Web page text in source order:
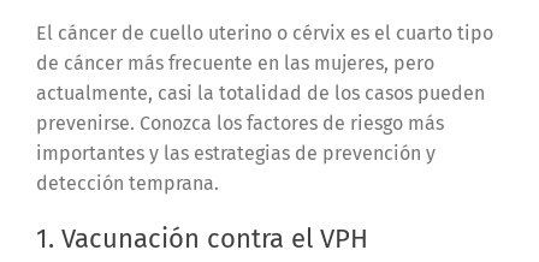
El cáncer de cuello uterino o cérvix es el cuarto tipo
de cáncer más frecuente en las mujeres, pero
actualmente, casi la totalidad de los casos pueden
prevenirse. Conozca los factores de riesgo más
importantes y las estrategias de prevención y
detección temprana.
1. Vacunación contra el VPH